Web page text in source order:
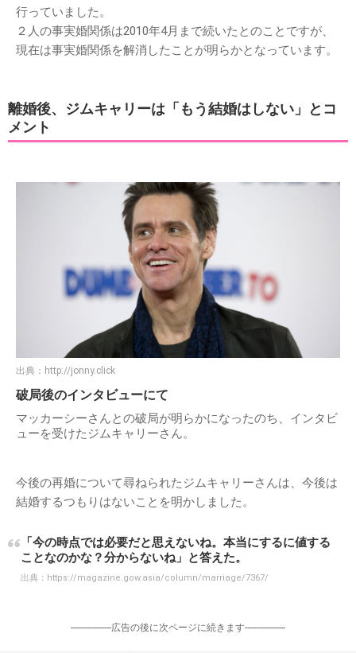
行っていました。
２人の事実婚関係は2010年4月まで続いたとのことですが、
現在は事実婚関係を解消したことが明らかとなっています。
離婚後、ジムキャリーは「もう結婚はしない」とコ
メント
出典： http://jonny.click
破局後のインタビューにて
マッカーシーさんとの破局が明らかになったのち、インタビ
ューを受けたジムキャリーさん。
今後の再婚について尋ねられたジムキャリーさんは、今後は
結婚するつもりはないことを明かしました。
「今の時点では必要だと思えないね。本当にするに値する
ことなのかな？分からないね」と答えた。
出典： https://magazine.gow.asia/column/marriage/7367/
-----------------広告の後に次ページに続きます-----------------